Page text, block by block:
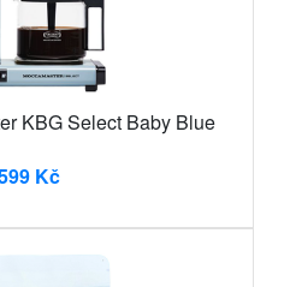
KBG Select Baby Blue
Kč